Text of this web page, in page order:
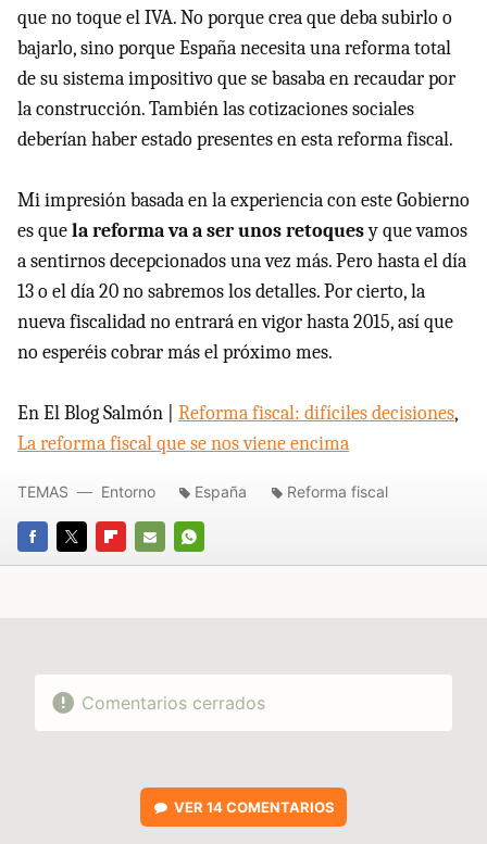
que no toque el IVA. No porque crea que deba subirlo o
bajarlo, sino porque España necesita una reforma total
de su sistema impositivo que se basaba en recaudar por
la construcción. También las cotizaciones sociales
deberían haber estado presentes en esta reforma fiscal.
Mi impresión basada en la experiencia con este Gobierno
es quela reforma va a ser unos retoquesy que vamos
a sentirnos decepcionados una vez más. Pero hasta el día
13 o el día 20 no sabremos los detalles. Por cierto, la
nueva fiscalidad no entrará en vigor hasta 2015, así que
no esperéis cobrar más el próximo mes.
En El Blog Salmón | Reforma fiscal: difíciles decisiones,
La reforma fiscal que se nos viene encima
FACEBOOK
TWITTERFLIPBOARD
E-
WHATSAPP
TEMAS Entorno España Reforma fiscal
Comentarios cerrados
VER 14 COMENTARIOS